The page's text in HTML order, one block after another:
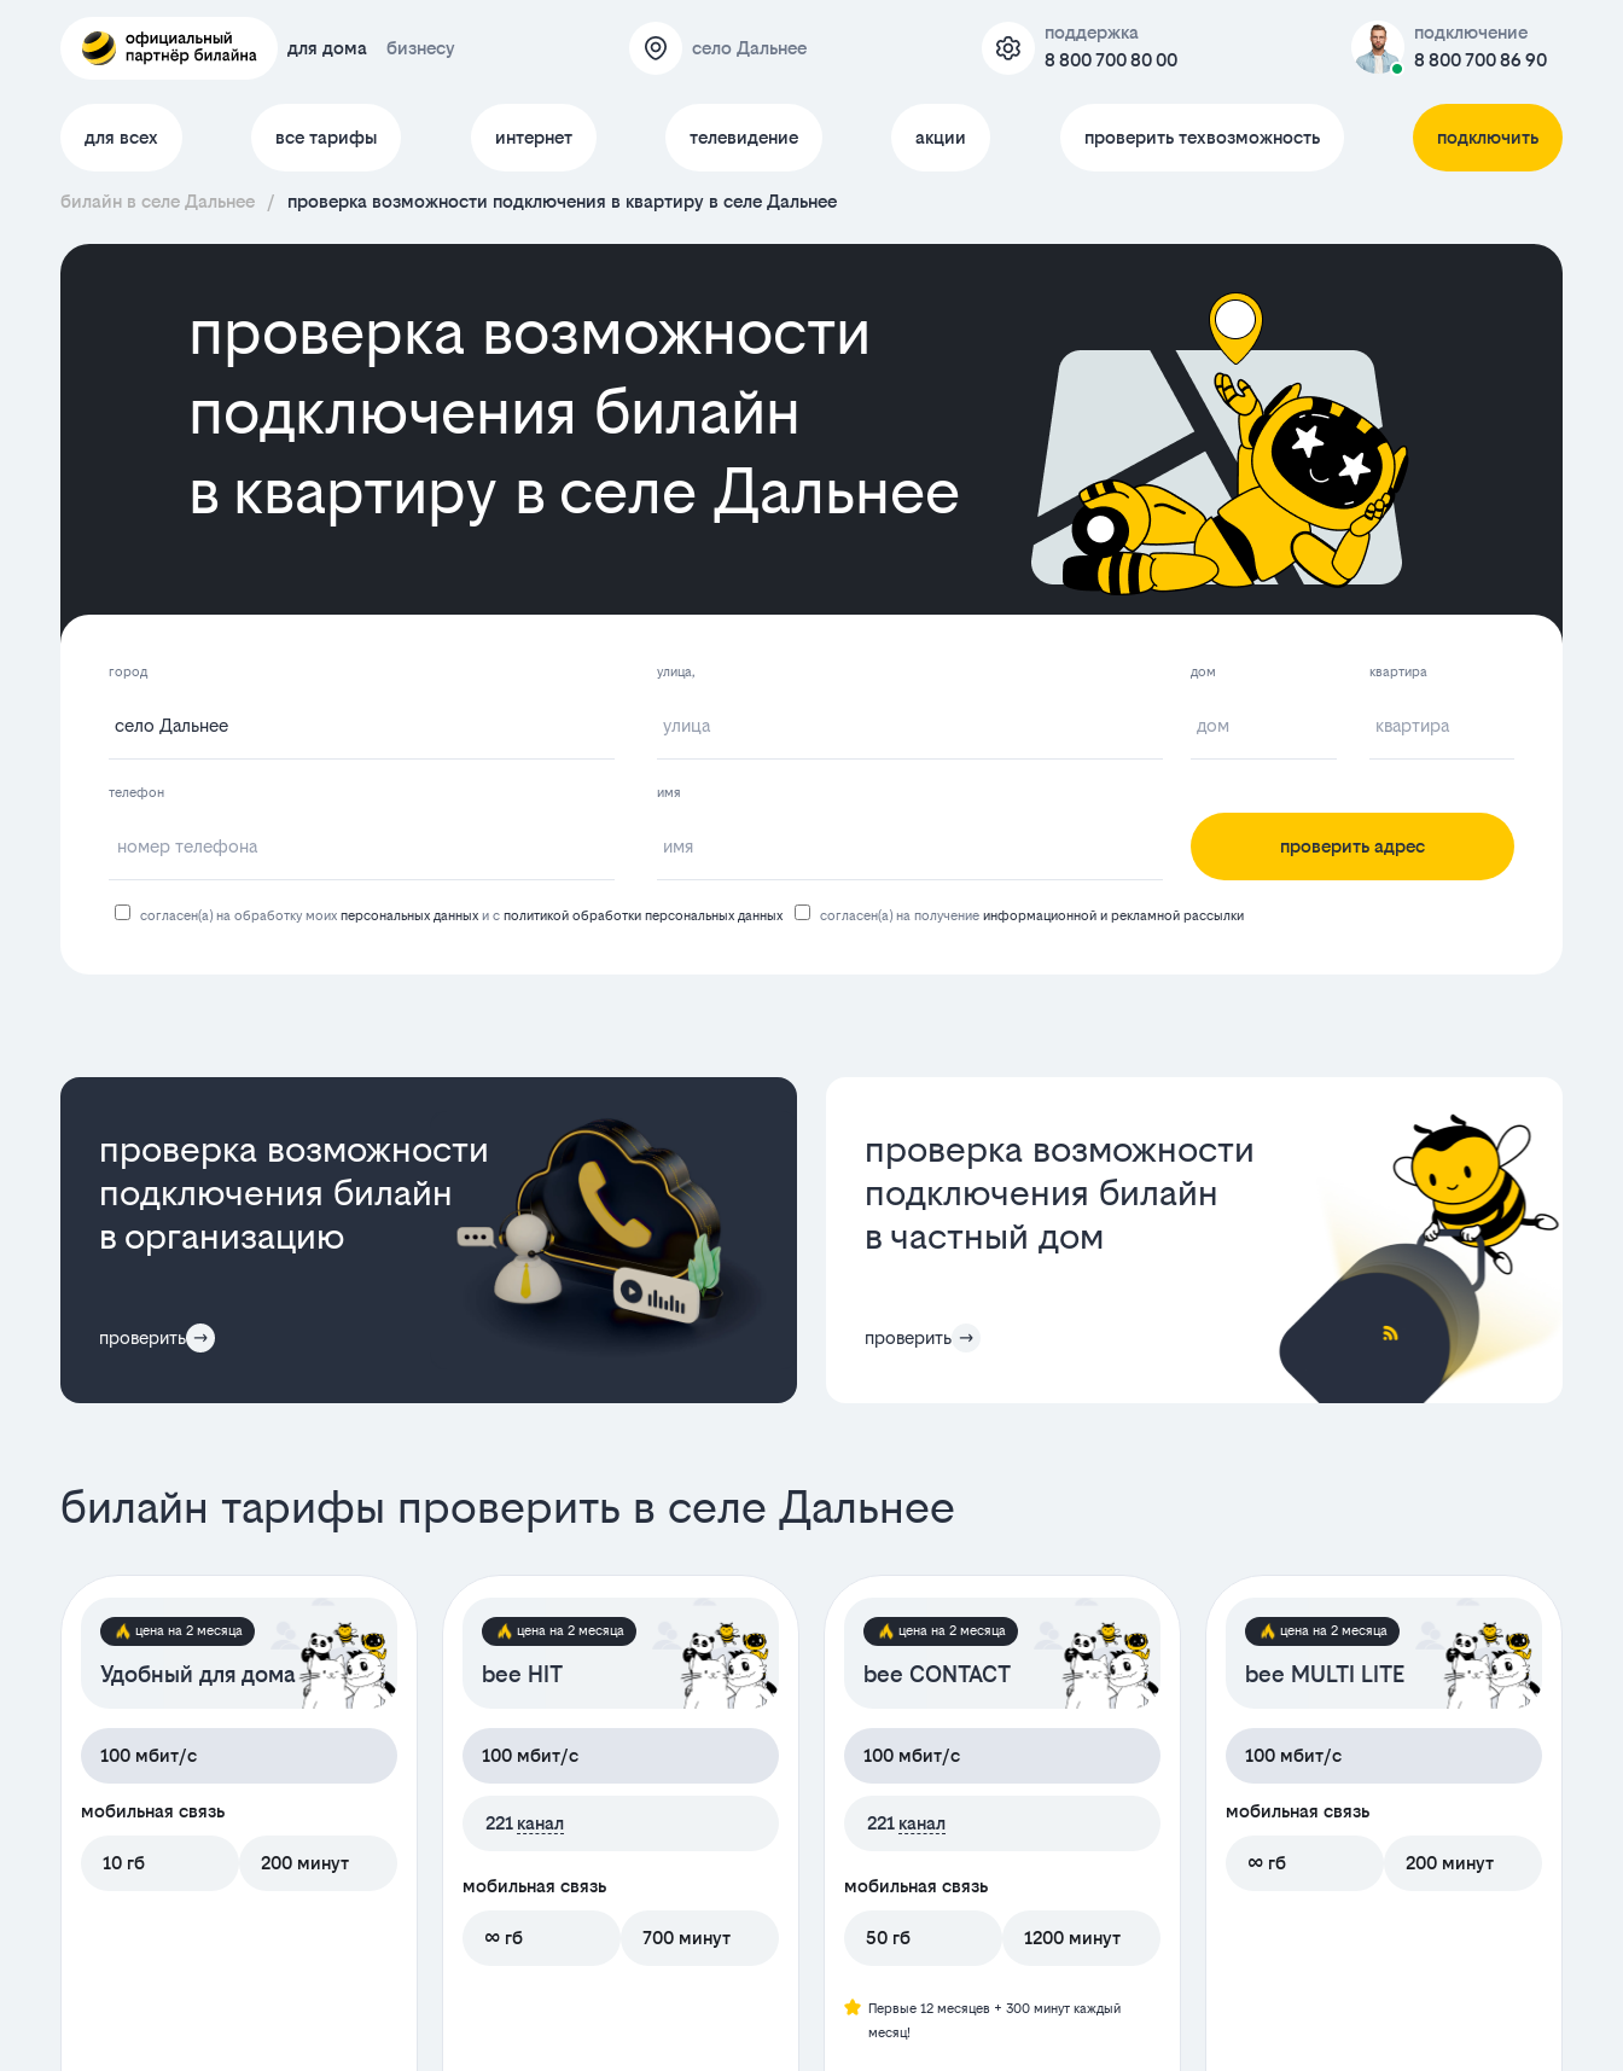
для дома бизнесу село Дальнее
поддержка
8 800 700 80 00
подключение
8 800 700 86 90
для всех все тарифы интернет телевидение акции проверить техвозможность подключить
билайн в селе Дальнее / проверка возможности подключения в квартиру в селе Дальнее
проверка возможности
подключения билайн
в квартиру в селе Дальнее
город улица,
телефон имя
дом квартира
проверить адрес
согласен(а) на обработку моих персональных данных и с политикой обработки персональных данных согласен(а) на получение информационной и рекламной рассылки
проверка возможности
подключения билайн
в организацию
проверить
проверка возможности
подключения билайн
в частный дом
проверить
билайн тарифы проверить в селе Дальнее
цена на 2 месяца
Удобный для дома
100 мбит/с
мобильная связь
10 гб 200 минут
цена на 2 месяца
bee HIT
100 мбит/с
221 канал
мобильная связь
∞ гб 700 минут
цена на 2 месяца
bee CONTACT
100 мбит/с
221 канал
мобильная связь
50 гб 1200 минут
Первые 12 месяцев + 300 минут каждый
месяц!
цена на 2 месяца
bee MULTI LITE
100 мбит/с
мобильная связь
∞ гб 200 минут